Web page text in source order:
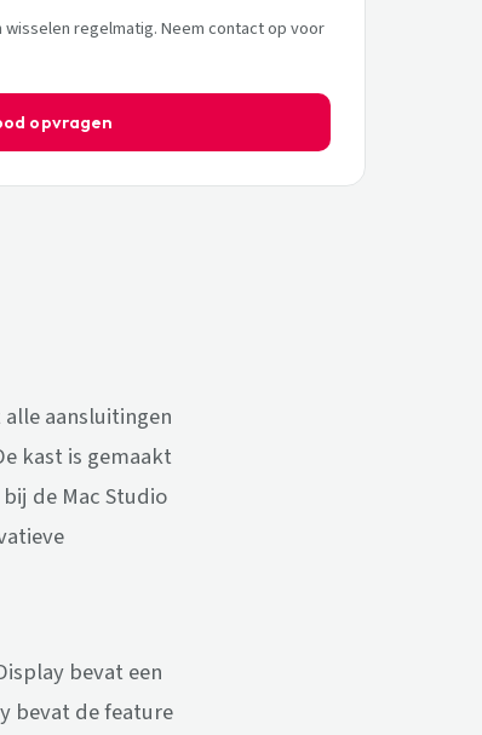
regelmatig. Neem contact op voor
opvragen
aansluitingen
kast is gemaakt
de Mac Studio
bevat een
bevat de feature